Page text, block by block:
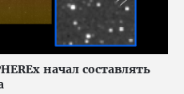
начал составлять